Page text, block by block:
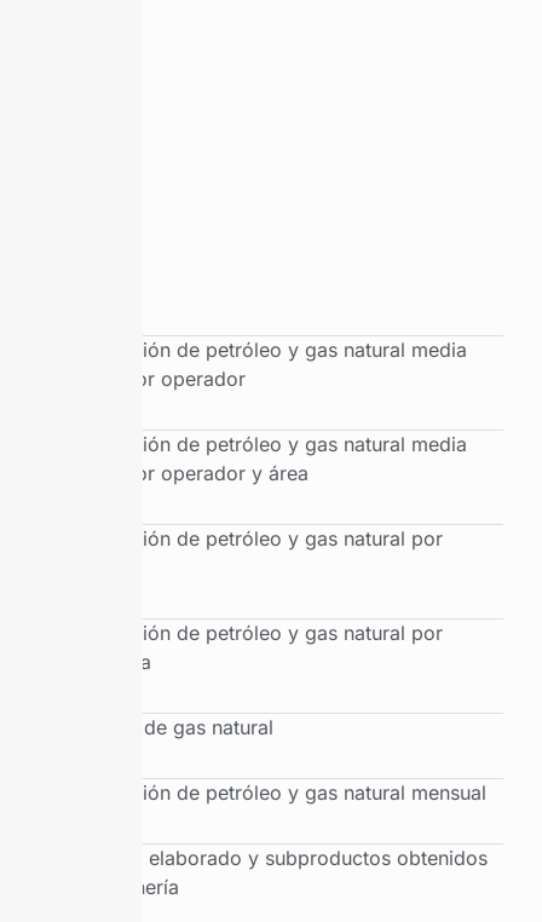
Producción de petróleo y gas natural media
diaria por operador
Producción de petróleo y gas natural media
diaria por operador y área
Producción de petróleo y gas natural por
Producción de petróleo y gas natural por
provincia
Balance de gas natural
Producción de petróleo y gas natural mensual
Petróleo elaborado y subproductos obtenidos
por refinería